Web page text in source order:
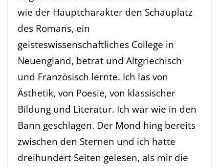
wie der Hauptcharakter den Schauplatz
des Romans, ein
geisteswissenschaftliches College in
Neuengland, betrat und Altgriechisch
und Französisch lernte. Ich las von
Ästhetik, von Poesie, von klassischer
Bildung und Literatur. Ich war wie in den
Bann geschlagen. Der Mond hing bereits
zwischen den Sternen und ich hatte
dreihundert Seiten gelesen, als mir die